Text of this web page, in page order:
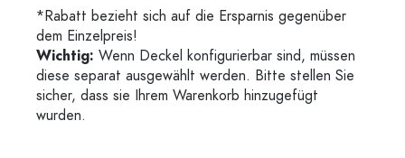
*Rabatt bezieht sich auf die Ersparnis gegenüber
dem Einzelpreis!
Wichtig: Wenn Deckel konfigurierbar sind, müssen
diese separat ausgewählt werden. Bitte stellen Sie
sicher, dass sie Ihrem Warenkorb hinzugefügt
wurden.